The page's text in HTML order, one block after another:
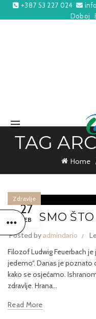
+387 53 227 024
Doboj
TAG
Home
27
FEB
Zdravlje
ONO SMO
Posted byadmindario
Filozof Ludwig Feuerbach je
jedemo“. Danas je
kako se osjećamo.
zdravlje. Hrana...
Read More